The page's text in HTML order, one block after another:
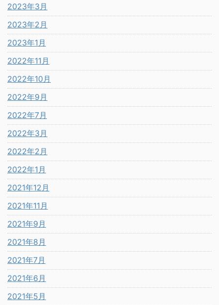
2023年3月
2023年2月
2023年1月
2022年11月
2022年10月
2022年9月
2022年7月
2022年3月
2022年2月
2022年1月
2021年12月
2021年11月
2021年9月
2021年8月
2021年7月
2021年6月
2021年5月